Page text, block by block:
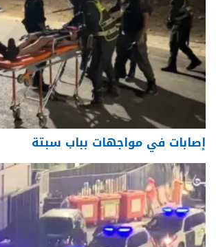
إصابات في مواجهات بباب سبتة